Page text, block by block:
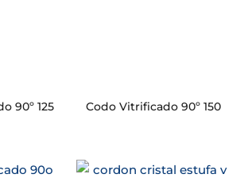
90º 125 Codo Vitrificado 90º 150